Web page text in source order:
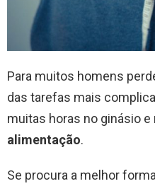
Para muitos homens
das tarefas mais
muitas horas no ginásio e
alimentação.
Se procura a melhor